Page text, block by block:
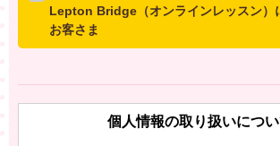
Lepton Bridge（オンラインレッスン）
お客さま
いいたします。
※ご兄弟姉妹など複数でお申し込みの場合
個人情報の取り扱いにつ